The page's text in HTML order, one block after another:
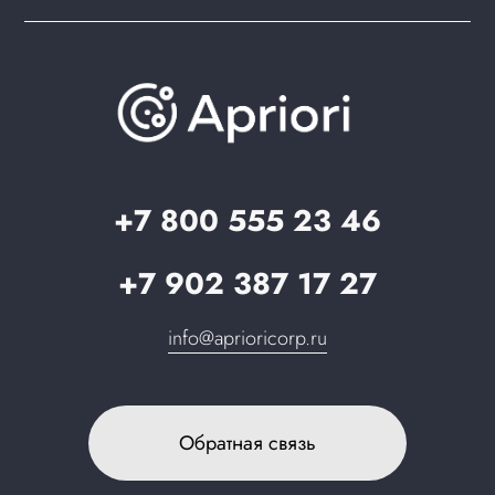
+7 800 555 23 46
+7 902 387 17 27
info@aprioricorp.ru
Обратная связь
Brander: подбор названия сайта
О компании
Документация
Вопрос-ответ
Запрос в поддержку